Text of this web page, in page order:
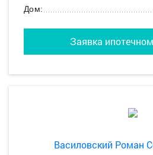
Дом:
Заявка
Василовский Роман